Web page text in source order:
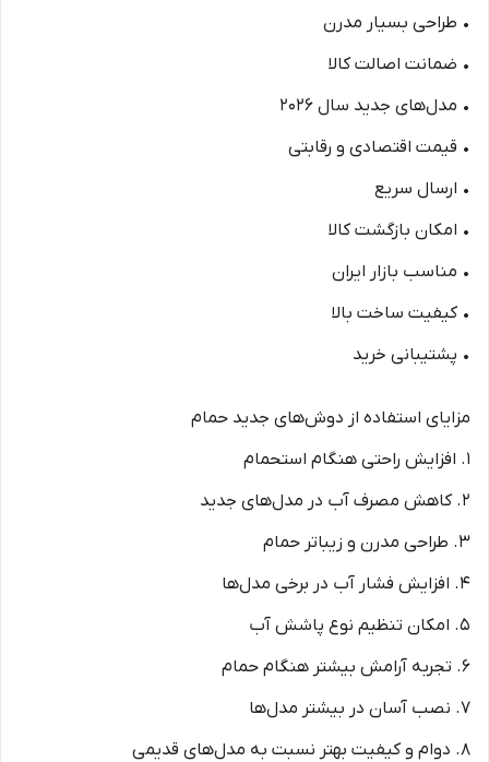
• طراحی بسیار مدرن
• ضمانت اصالت کالا
• مدل‌های جدید سال ۲۰۲۶
• قیمت اقتصادی و رقابتی
• ارسال سریع
• امکان بازگشت کالا
• مناسب بازار ایران
• کیفیت ساخت بالا
• پشتیبانی خرید
مزایای استفاده از دوش‌های جدید حمام
1. افزایش راحتی هنگام استحمام
2. کاهش مصرف آب در مدل‌های جدید
3. طراحی مدرن و زیباتر حمام
4. افزایش فشار آب در برخی مدل‌ها
5. امکان تنظیم نوع پاشش آب
6. تجربه آرامش بیشتر هنگام حمام
7. نصب آسان در بیشتر مدل‌ها
8. دوام و کیفیت بهتر نسبت به مدل‌های قدیمی